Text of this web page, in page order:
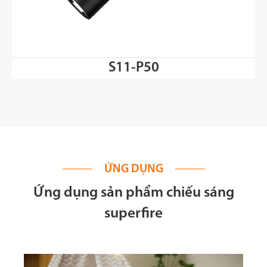
S11-P50
ỨNG DỤNG
Ứng dụng sản phẩm chiếu sáng
superfire